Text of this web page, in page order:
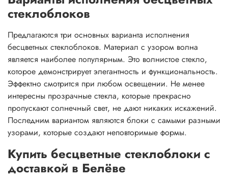
стеклоблоков
Предлагаются три основных варианта исполнения
бесцветных стеклоблоков. Материал с узором волна
является наиболее популярным. Это волнистое стекло,
которое демонстрирует элегантность и функциональность.
Эффектно смотрится при любом освещении. Не менее
интересны прозрачные стекла, которые прекрасно
пропускают солнечный свет, не дают никаких искажений.
Последним вариантом являются блоки с самыми разными
узорами, которые создают неповторимые формы.
Купить бесцветные стеклоблоки с
доставкой в Белёве